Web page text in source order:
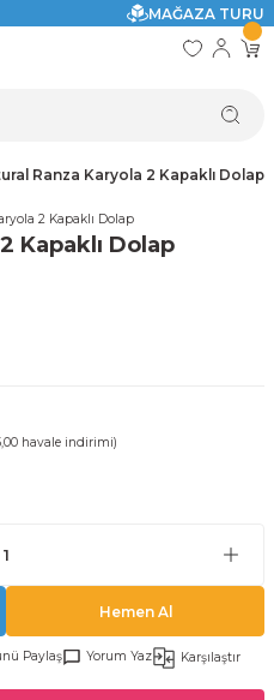
MAĞAZA TURU
Ranza Karyola 2 Kapaklı Dolap
Kapaklı Dolap
havale indirimi)
Hemen Al
Paylaş Yorum Yaz Karşılaştır